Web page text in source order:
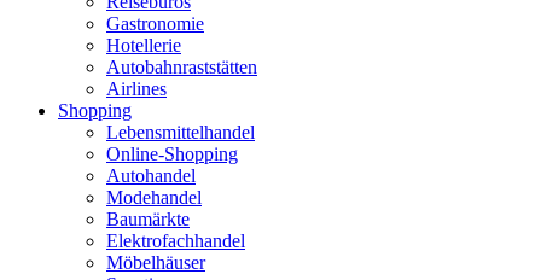
Gastronomie
Hotellerie
Autobahnraststätten
Airlines
Shopping
Lebensmittelhandel
Online-Shopping
Autohandel
Modehandel
Baumärkte
Elektrofachhandel
Möbelhäuser